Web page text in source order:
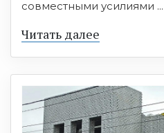
совместными усилиями ...
Читать далее